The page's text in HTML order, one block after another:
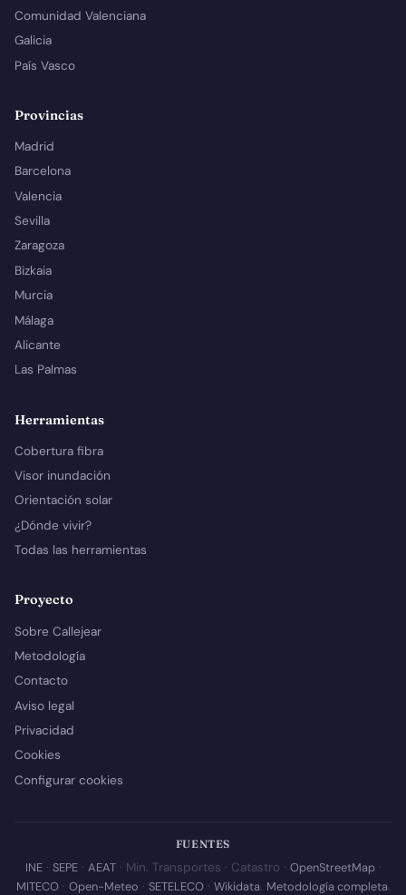
Comunidad Valenciana
Galicia
País Vasco
Provincias
Madrid
Barcelona
Valencia
Sevilla
Zaragoza
Bizkaia
Murcia
Málaga
Alicante
Las Palmas
Herramientas
Cobertura fibra
Visor inundación
Orientación solar
¿Dónde vivir?
Todas las herramientas
Proyecto
Sobre Callejear
Metodología
Contacto
Aviso legal
Privacidad
Cookies
Configurar cookies
FUENTES
INE· SEPE· AEAT· Min. Transportes · Catastro · OpenStreetMap·
MITECO· Open-Meteo · SETELECO· Wikidata. Metodología completa.